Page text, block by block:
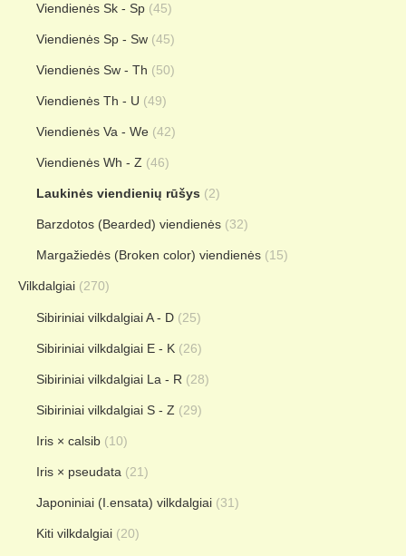
Viendienės Sk - Sp (45)
Viendienės Sp - Sw (45)
Viendienės Sw - Th (50)
Viendienės Th - U (49)
Viendienės Va - We (42)
Viendienės Wh - Z (46)
Laukinės viendienių rūšys (2)
Barzdotos (Bearded) viendienės (32)
Margažiedės (Broken color) viendienės (15)
Vilkdalgiai (270)
Sibiriniai vilkdalgiai A - D (25)
Sibiriniai vilkdalgiai E - K (26)
Sibiriniai vilkdalgiai La - R (28)
Sibiriniai vilkdalgiai S - Z (29)
Iris × calsib (10)
Iris × pseudata (21)
Japoniniai (I.ensata) vilkdalgiai (31)
Kiti vilkdalgiai (20)